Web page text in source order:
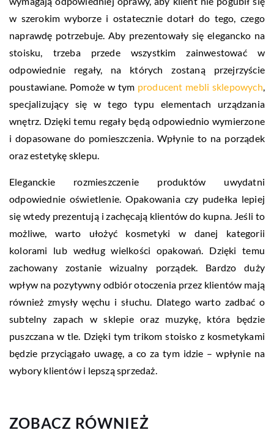
w szerokim wyborze i ostatecznie dotarł do tego, czego
naprawdę potrzebuje. Aby prezentowały się elegancko na
stoisku, trzeba przede wszystkim zainwestować w
odpowiednie regały, na których zostaną przejrzyście
poustawiane. Pomoże w tym producent mebli sklepowych
specjalizujący się w tego typu elementach urządzania
wnętrz. Dzięki temu regały będą odpowiednio wymierzone
i dopasowane do pomieszczenia. Wpłynie to na porządek
oraz estetykę sklepu.
Eleganckie rozmieszczenie produktów uwydatni
odpowiednie oświetlenie. Opakowania czy pudełka lepiej
się wtedy prezentują i zachęcają klientów do kupna. Jeśli to
możliwe, warto ułożyć kosmetyki w danej kategorii
kolorami lub według wielkości opakowań. Dzięki temu
zachowany zostanie wizualny porządek. Bardzo duży
wpływ na pozytywny odbiór otoczenia przez klientów mają
również zmysły węchu i słuchu. Dlatego warto zadbać o
subtelny zapach w sklepie oraz muzykę, która będzie
puszczana w tle. Dzięki tym trikom stoisko z kosmetykami
będzie przyciągało uwagę, a co za tym idzie – wpłynie na
wybory klientów i lepszą sprzedaż.
ZOBACZ RÓWNIEŻ